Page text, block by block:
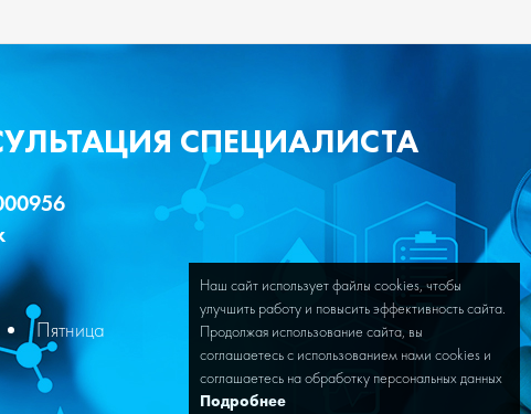
СПЕЦИАЛИСТА
Пятница
Наш сайт использует файлы cookies, чтобы
улучшить работу и повысить эффективность сайта.
Продолжая использование сайта, вы
соглашаетесь с использованием нами cookies и
соглашаетесь на обработку персональных данных
Подробнее